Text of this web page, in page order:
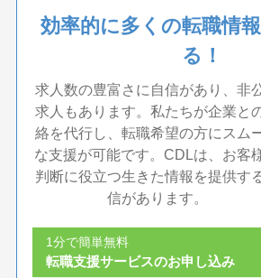
効率的に多くの転職情
る！
求人数の豊富さに自信があり、非
求人もあります。私たちが企業と
絡を代行し、転職希望の方にスム
な支援が可能です。CDLは、お客
判断に役立つ生きた情報を提供す
信があります。
1分で簡単無料
転職支援サービスのお申し込み